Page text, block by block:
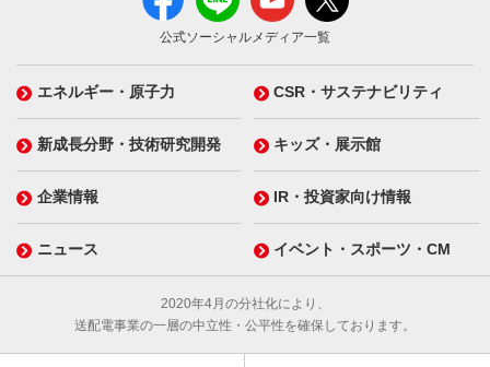
公式ソーシャルメディア一覧
エネルギー・原子力 CSR・サステナビリティ
新成長分野・技術研究開発 キッズ・展示館
企業情報 IR・投資家向け情報
ニュース イベント・スポーツ・CM
2020年4月の分社化により、
送配電事業の一層の中立性・公平性を確保しております。